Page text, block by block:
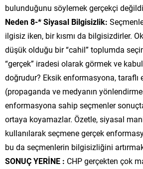
bulunduğunu söylemek gerçekçi
Neden 8-*Siyasal Bilgisizlik:
ilgisiz iken, bir kısmı da bilgisizdirler.
düşük olduğu bir “cahil” toplumda
“gerçek” iradesi olarak görmek ve
doğrudur? Eksik enformasyona, taraflı
(propaganda ve medyanın
enformasyona sahip seçmenler
ortaya koyamazlar. Özetle, siyasal
kullanılarak seçmene gerçek
bu da seçmenlerin bilgisizliğini
SONUÇ YERİNE : CHP gerçekten çok